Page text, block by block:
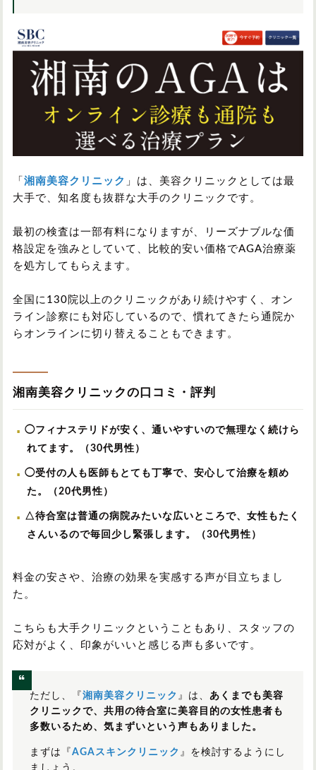
「 湘南美容クリニック 」は、美容クリニックとしては最
大手で、知名度も抜群な大手のクリニックです。
最初の検査は一部有料になりますが、リーズナブルな価
格設定を強みとしていて、比較的安い価格でAGA治療薬
を処方してもらえます。
全国に130院以上のクリニックがあり続けやすく、オン
ライン診察にも対応しているので、慣れてきたら通院か
らオンラインに切り替えることもできます。
湘南美容クリニックの口コミ・評判
◯フィナステリドが安く、通いやすいので無理なく続けら
れてます。（30代男性）
◯受付の人も医師もとても丁寧で、安心して治療を頼め
た。（20代男性）
△待合室は普通の病院みたいな広いところで、女性もたく
さんいるので毎回少し緊張します。（30代男性）
料金の安さや、治療の効果を実感する声が目立ちまし
た。
こちらも大手クリニックということもあり、スタッフの
応対がよく、印象がいいと感じる声も多いです。
ただし、『 湘南美容クリニック 』は、 あくまでも美容
クリニックで、共用の待合室に美容目的の女性患者も
多数いるため、気まずいという声もありました。
まずは『 AGAスキンクリニック 』を検討するようにし
ましょう。